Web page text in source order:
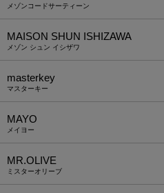
メゾンコードサーティーン
MAISON SHUN ISHIZAWA
メゾン シュン イシザワ
masterkey
マスターキー
MAYO
メイヨー
MR.OLIVE
ミスターオリーブ